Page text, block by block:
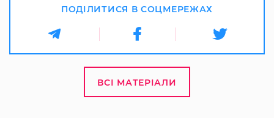
ПОДІЛИТИСЯ В СОЦМЕРЕЖАХ
ВСІ МАТЕРІАЛИ